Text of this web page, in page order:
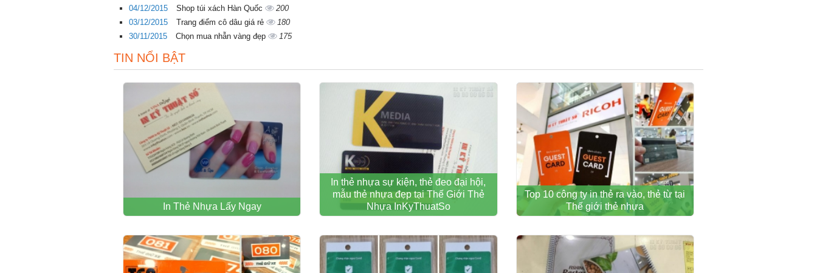
04/12/2015
Shop túi xách Hàn Quốc
200
03/12/2015
Trang điểm cô dâu giá rẻ
180
30/11/2015
Chọn mua nhẫn vàng đẹp 175
TIN NỔI BẬT
In Thẻ Nhựa Lấy Ngay
In thẻ nhựa sự kiện, thẻ đeo đại hội,
mẫu thẻ nhựa đẹp tại Thế Giới Thẻ
Nhựa InKyThuatSo
Top 10 công ty in thẻ ra vào, thẻ từ tại
Thế giới thẻ nhựa